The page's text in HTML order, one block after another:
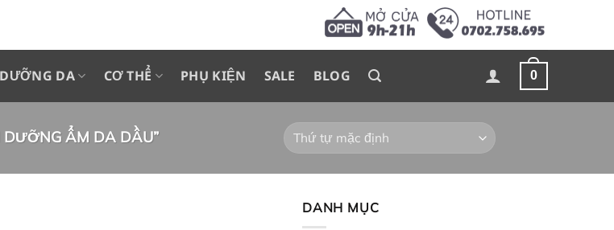
DƯỠNG DA CƠ THỂ PHỤ KIỆN SALE BLOG 0
ẨM DA DẦU”
DANH MỤC